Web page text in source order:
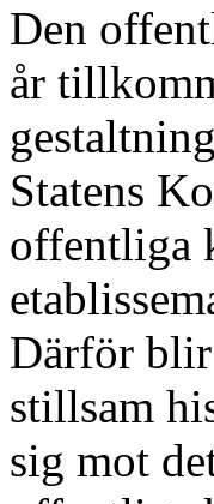
Den
år
Statens
offentliga
Därför
stillsam
sig mot